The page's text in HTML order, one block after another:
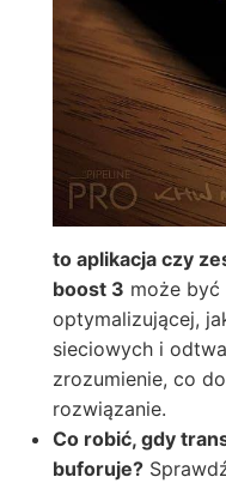
to aplikacja czy
boost 3 może być
optymalizującej,
sieciowych i
zrozumienie, co
rozwiązanie.
Co robić, gdy
buforuje?